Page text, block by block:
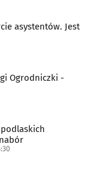
asystentów. Jest
Ogrodniczki -